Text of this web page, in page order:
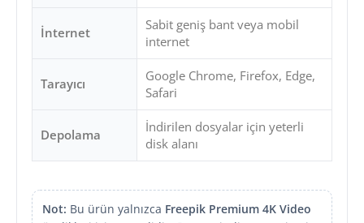
İnternet
Sabit geniş bant veya mobil
internet
Tarayıcı
Google Chrome, Firefox, Edge,
Safari
Depolama
İndirilen dosyalar için yeterli
disk alanı
Not: Bu ürün yalnızca Freepik Premium 4K Video